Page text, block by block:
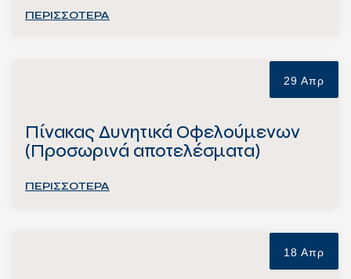
ΠΕΡΙΣΣΟΤΕΡΑ
29 Απρ
Πίνακας Δυνητικά Οφελούμενων
(Προσωρινά αποτελέσματα)
ΠΕΡΙΣΣΟΤΕΡΑ
18 Απρ